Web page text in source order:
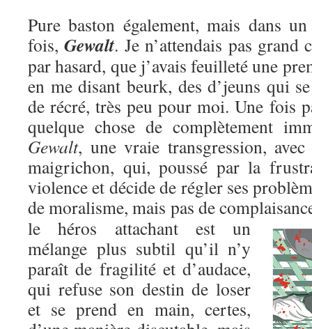
Pure baston également, mais dans
fois,Gewalt. Je n’attendais pas grand
par hasard, que j’avais feuilleté une
en me disant beurk, des d’jeuns qui
de récré, très peu pour moi. Une fois
quelque chose de complètement
Gewalt, une vraie transgression,
maigrichon, qui, poussé par la
violence et décide de régler ses
de moralisme, mais pas de
le héros attachant est un
mélange plus subtil qu’il n’y
paraît de fragilité et d’audace,
qui refuse son destin de loser
et se prend en main, certes,